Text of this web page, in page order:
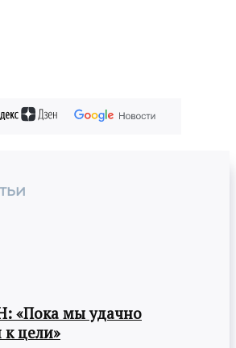
«Пока мы удачно
к цели»